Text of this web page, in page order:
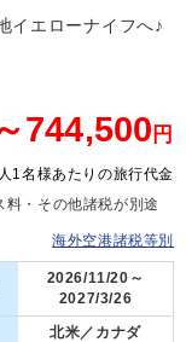
イエローナイフへ♪
744,500 円
1名様あたりの旅行代金
料・その他諸税が別途
海外空港諸税等別
2026/11/20～
2027/3/26
北米／カナダ